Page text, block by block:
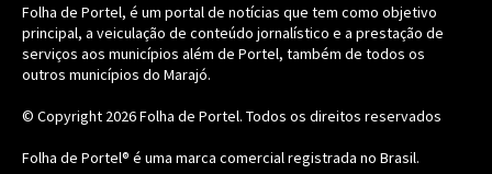
Folha de Portel, é um portal de notícias que tem como objetivo
principal, a veiculação de conteúdo jornalístico e a prestação de
serviços aos municípios além de Portel, também de todos os
outros municípios do Marajó.
© Copyright 2026Folha de Portel. Todos os direitos reservados
Folha de Portel® é uma marca comercial registrada no Brasil.